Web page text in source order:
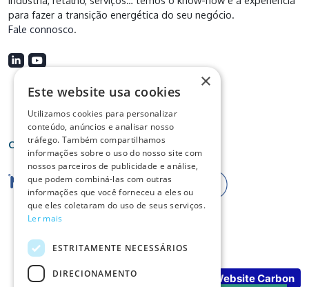
para fazer a transição energética do seu negócio.
Fale connosco.
Certificações
Website Carbon
×
Este website usa cookies
Utilizamos cookies para personalizar
conteúdo, anúncios e analisar nosso
tráfego. Também compartilhamos
informações sobre o uso do nosso site com
nossos parceiros de publicidade e análise,
que podem combiná-las com outras
informações que você forneceu a eles ou
que eles coletaram do uso de seus serviços.
Ler mais
ESTRITAMENTE NECESSÁRIOS
DIRECIONAMENTO